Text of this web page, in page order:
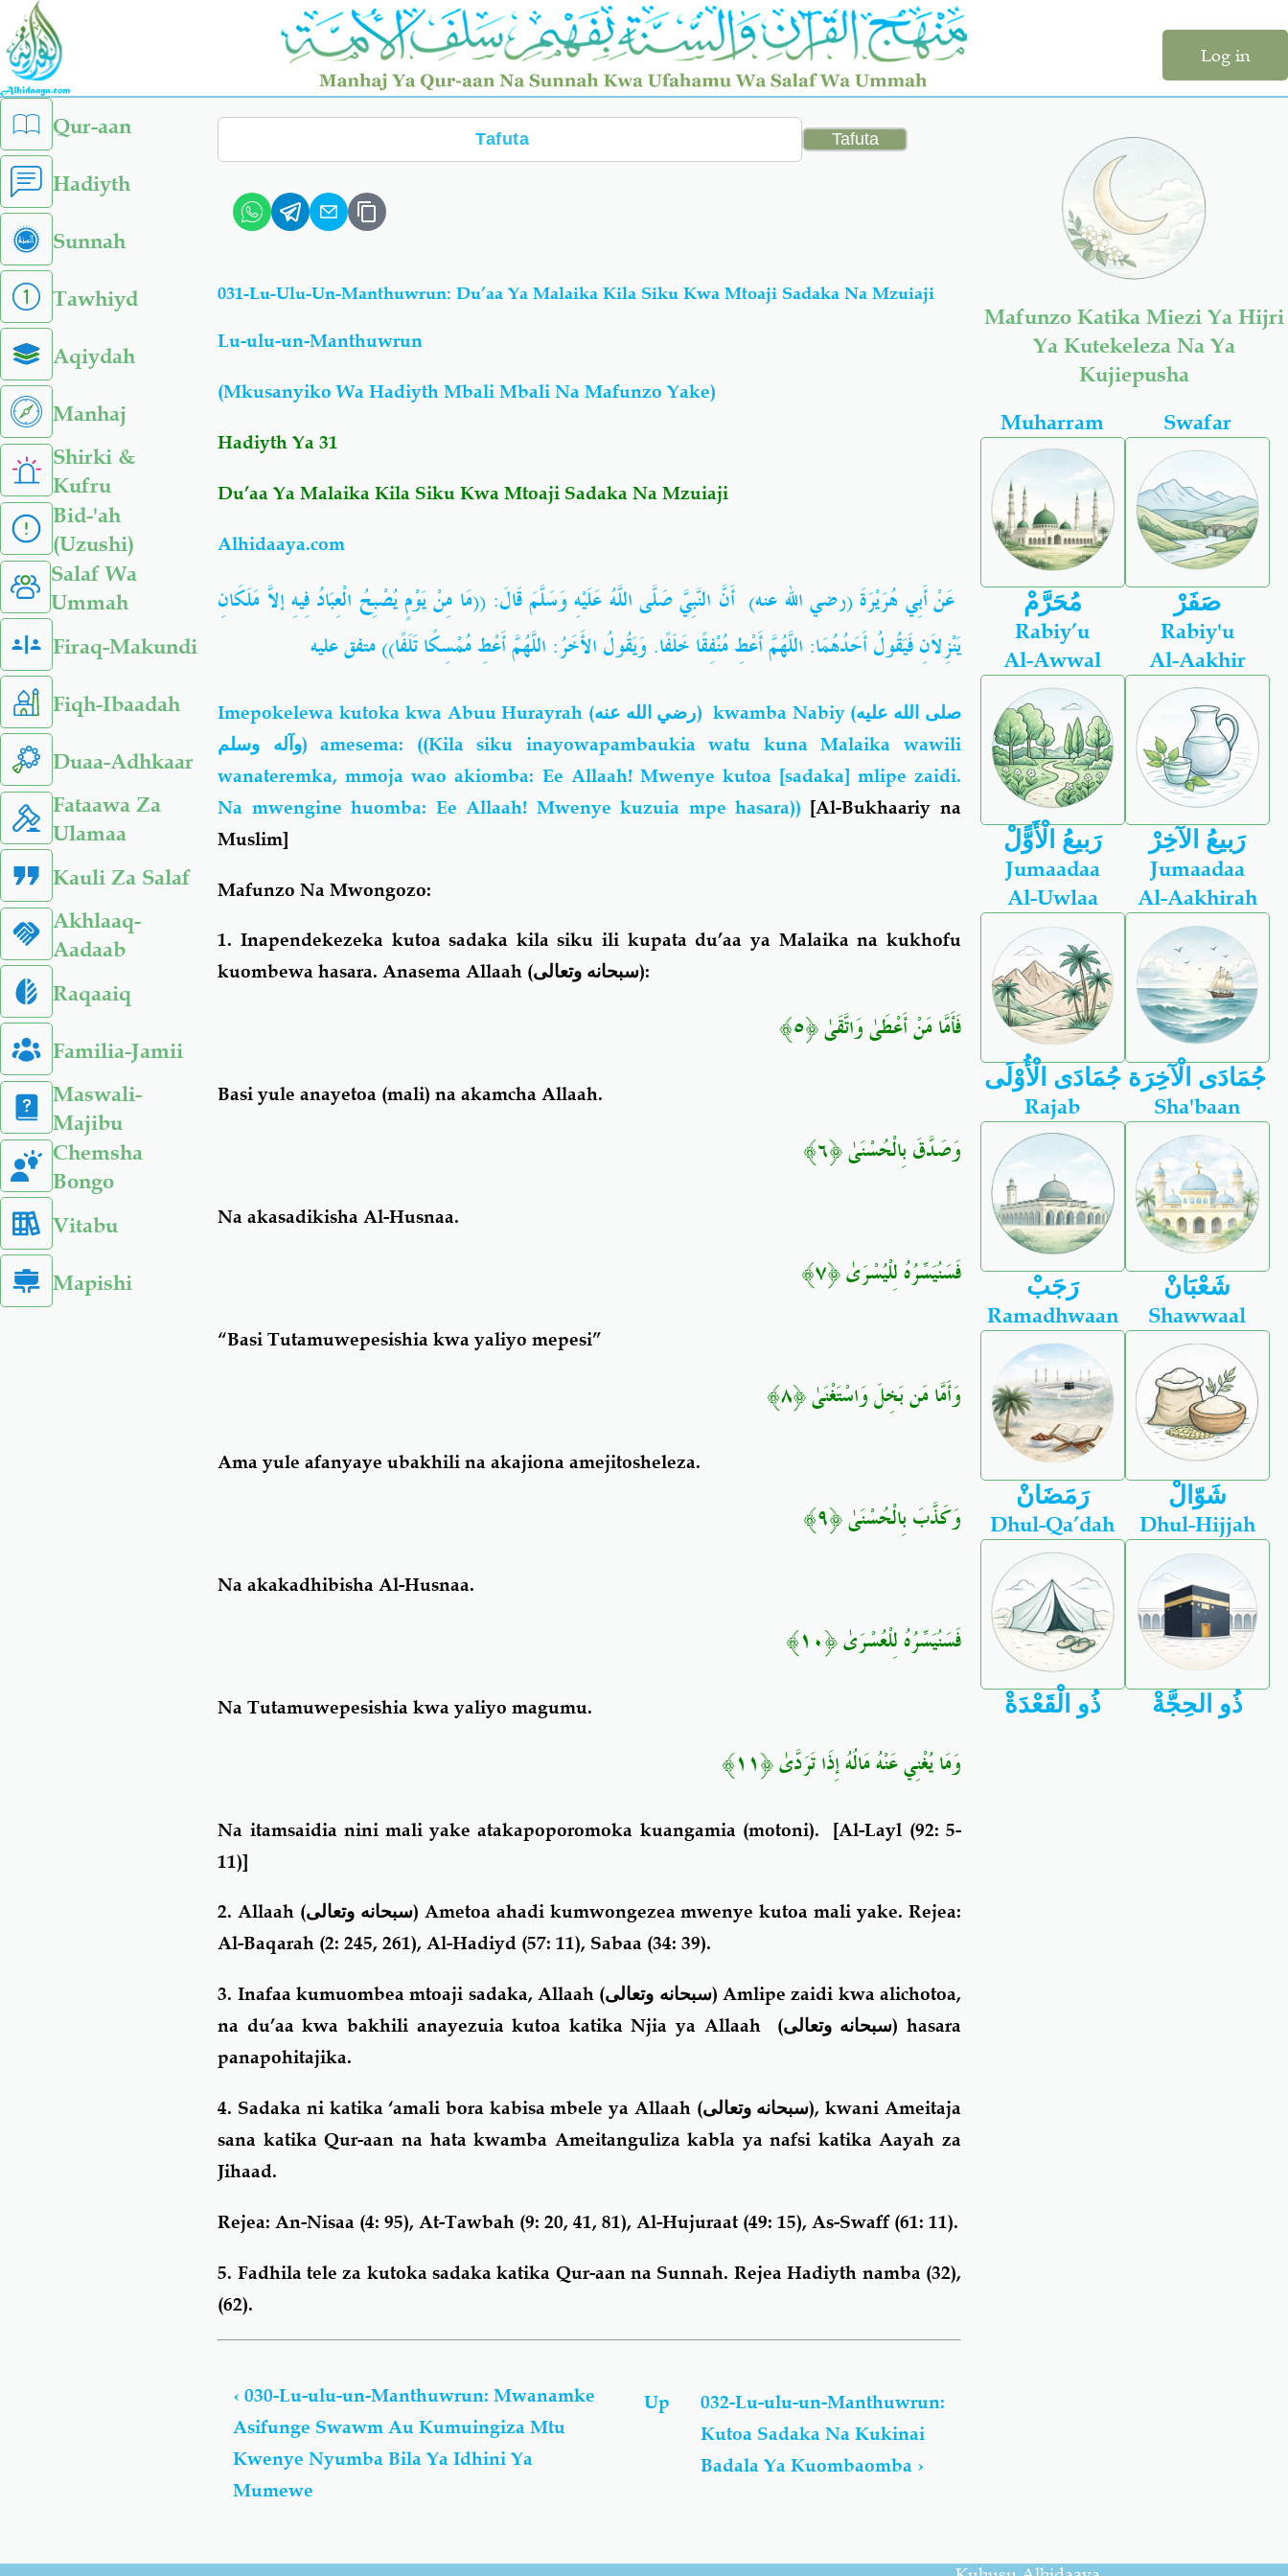
Skip
main
content
Log in
left
sidebar
menu
Qur-aan
Hadiyth
Sunnah
Tawhiyd
Aqiydah
Manhaj
Shirki &
Kufru
Bid-'ah
(Uzushi)
Salaf Wa
Ummah
Firaq-Makundi
Fiqh-Ibaadah
Duaa-Adhkaar
Fataawa Za
Ulamaa
Kauli Za Salaf
Akhlaaq-
Aadaab
Raqaaiq
Familia-Jamii
Maswali-
Majibu
Chemsha
Bongo
Vitabu
Mapishi
Search
031-Lu-Ulu-Un-Manthuwrun: Du’aa Ya Malaika Kila Siku Kwa Mtoaji Sadaka Na Mzuiaji
Lu-ulu-un-Manthuwrun
(Mkusanyiko Wa Hadiyth Mbali Mbali Na Mafunzo Yake)
Hadiyth Ya 31
Du’aa Ya Malaika Kila Siku Kwa Mtoaji Sadaka Na Mzuiaji
Alhidaaya.com
عَنْ أَبِي هُرَيْرَةَ (رضي الله عنه) أَنَّ النَّبِيَّ صَلَّى اللَّهُ عَلَيْهِ وَسَلَّمَ قَالَ: ((مَا مِنْ يَوْمٍ يُصْبِحُ الْعِبَادُ فِيهِ إلاَّ مَلَكَانِ
يَنْزِلاَنِ فَيَقُولُ أَحَدُهُمَا: اللَّهُمَّ أَعْطِ مُنْفِقًا خَلَفًا. وَيَقُولُ الأَخَرُ: اللَّهُمَّ أَعْطِ مُمْسِكًا تَلَفًا)) متفق عليه
Imepokelewa kutoka kwa Abuu Hurayrah (رضي الله عنه) kwamba Nabiy (صلى الله عليه
وآله وسلم) amesema: ((Kila siku inayowapambaukia watu kuna Malaika wawili
wanateremka, mmoja wao akiomba: Ee Allaah! Mwenye kutoa [sadaka] mlipe zaidi.
Na mwengine huomba: Ee Allaah! Mwenye kuzuia mpe hasara)) [Al-Bukhaariy na
Muslim]
Mafunzo Na Mwongozo:
1. Inapendekezeka kutoa sadaka kila siku ili kupata du’aa ya Malaika na kukhofu
kuombewa hasara. Anasema Allaah (سبحانه وتعالى):
فَأَمَّا مَنْ أَعْطَىٰ وَاتَّقَىٰ ﴿٥﴾
Basi yule anayetoa (mali) na akamcha Allaah.
وَصَدَّقَ بِالْحُسْنَىٰ ﴿٦﴾
Na akasadikisha Al-Husnaa.
فَسَنُيَسِّرُهُ لِلْيُسْرَىٰ ﴿٧﴾
“Basi Tutamuwepesishia kwa yaliyo mepesi”
وَأَمَّا مَن بَخِلَ وَاسْتَغْنَىٰ ﴿٨﴾
Ama yule afanyaye ubakhili na akajiona amejitosheleza.
وَكَذَّبَ بِالْحُسْنَىٰ ﴿٩﴾
Na akakadhibisha Al-Husnaa.
فَسَنُيَسِّرُهُ لِلْعُسْرَىٰ ﴿١٠﴾
Na Tutamuwepesishia kwa yaliyo magumu.
وَمَا يُغْنِي عَنْهُ مَالُهُ إِذَا تَرَدَّىٰ ﴿١١﴾
Na itamsaidia nini mali yake atakapoporomoka kuangamia (motoni). [Al-Layl (92: 5-
11)]
2. Allaah (سبحانه وتعالى) Ametoa ahadi kumwongezea mwenye kutoa mali yake. Rejea:
Al-Baqarah (2: 245, 261), Al-Hadiyd (57: 11), Sabaa (34: 39).
3. Inafaa kumuombea mtoaji sadaka, Allaah (سبحانه وتعالى) Amlipe zaidi kwa alichotoa,
na du’aa kwa bakhili anayezuia kutoa katika Njia ya Allaah (سبحانه وتعالى) hasara
panapohitajika.
4. Sadaka ni katika ‘amali bora kabisa mbele ya Allaah (سبحانه وتعالى), kwani Ameitaja
sana katika Qur-aan na hata kwamba Ameitanguliza kabla ya nafsi katika Aayah za
Jihaad.
Rejea: An-Nisaa (4: 95), At-Tawbah (9: 20, 41, 81), Al-Hujuraat (49: 15), As-Swaff (61: 11).
5. Fadhila tele za kutoka sadaka katika Qur-aan na Sunnah. Rejea Hadiyth namba (32),
(62).
links
for
Lu-
un-
‹ 030-Lu-ulu-un-Manthuwrun: Mwanamke
Asifunge Swawm Au Kumuingiza Mtu
Kwenye Nyumba Bila Ya Idhini Ya
Mumewe
Up
032-Lu-ulu-un-Manthuwrun:
Kutoa Sadaka Na Kukinai
Badala Ya Kuombaomba ›
Mafunzo Katika Miezi Ya Hijri
Ya Kutekeleza Na Ya
Kujiepusha
Muharram
مُحَرَّمْ
Swafar
صَفَرْ
Rabiy’u
Al-Awwal
رَبيعُ الْأَوًّلْ
Rabiy'u
Al-Aakhir
رَبيعُ الآخِرْ
Jumaadaa
Al-Uwlaa
جُمَادَى الْأُوْلَى
Jumaadaa
Al-Aakhirah
جُمَادَى الْآخِرَة
Rajab
رَجَبْ
Sha'baan
شَعْبَانْ
Ramadhwaan
رَمَضَانْ
Shawwaal
شَوّالْ
Dhul-Qa’dah
ذُو الْقَعْدَةْ
Dhul-Hijjah
ذُو الحِجَّةْ